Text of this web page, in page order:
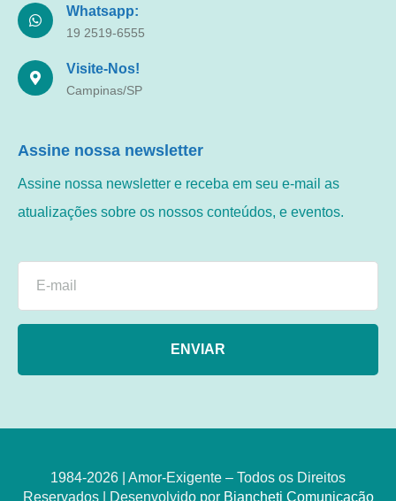
Whatsapp:
19 2519-6555
Visite-Nos!
Campinas/SP
Assine nossa newsletter
Assine nossa newsletter e receba em seu e-mail as
atualizações sobre os nossos conteúdos, e eventos.
ENVIAR
1984-2026 | Amor-Exigente – Todos os Direitos
Reservados | Desenvolvido por Biancheti Comunicação